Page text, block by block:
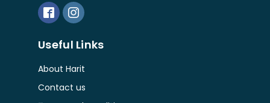
Useful Links
About Harit
Contact us